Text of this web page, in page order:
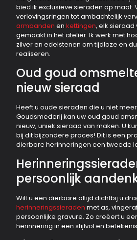
bied ik exclusieve sieraden op maat.
verlovingsringen tot ambachtelijk
armbanden en kettingen, elk
gemaakt in het atelier. Ik werk met
zilver en edelstenen om tijdloze en
realiseren.
Oud goud
nieuw sieraad
Heeft u oude sieraden die u niet
Goudsmederij kan uw oud goud
nieuw, uniek sieraad van maken. U
bij dit bijzondere proces! Dit is een
dierbare herinneringen een tweede
persoonlijk
Wilt u een dierbare altijd dichtbij u
herinneringssieraden met as,
persoonlijke gravure. Zo creëert u
herinnering in een stijlvol en